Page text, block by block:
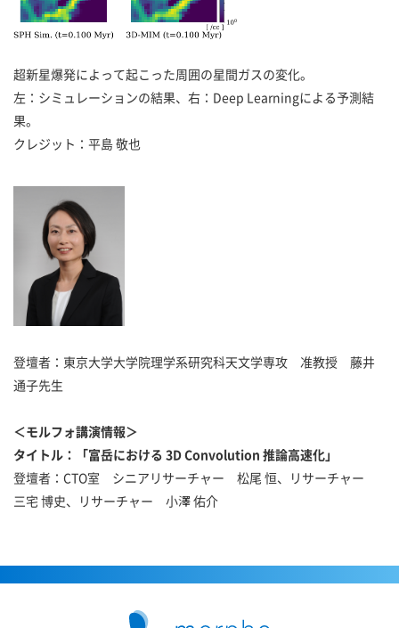
超新星爆発によって起こった周囲の星間ガスの変化。
左：シミュレーションの結果、右：Deep Learningによる予測結
果。
クレジット：平島 敬也
登壇者：東京大学大学院理学系研究科天文学専攻 准教授 藤井
通子先生
＜モルフォ講演情報＞
タイトル：「富岳における 3D Convolution 推論高速化」
登壇者：CTO室 シニアリサーチャー 松尾 恒、リサーチャー
三宅 博史、リサーチャー 小澤 佑介